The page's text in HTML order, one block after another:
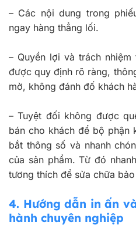
– Các nội dung trong
ngay hàng thẳng lối.
– Quyền lợi và trách
được quy định rõ ràng,
mờ, không đánh đố khách
– Tuyệt đối không được
bán cho khách để bộ phận
bắt thông số và nhanh
của sản phẩm. Từ đó
tương thích để sửa chữa
4. Hướng dẫn in ấn
hành chuyên nghiệp